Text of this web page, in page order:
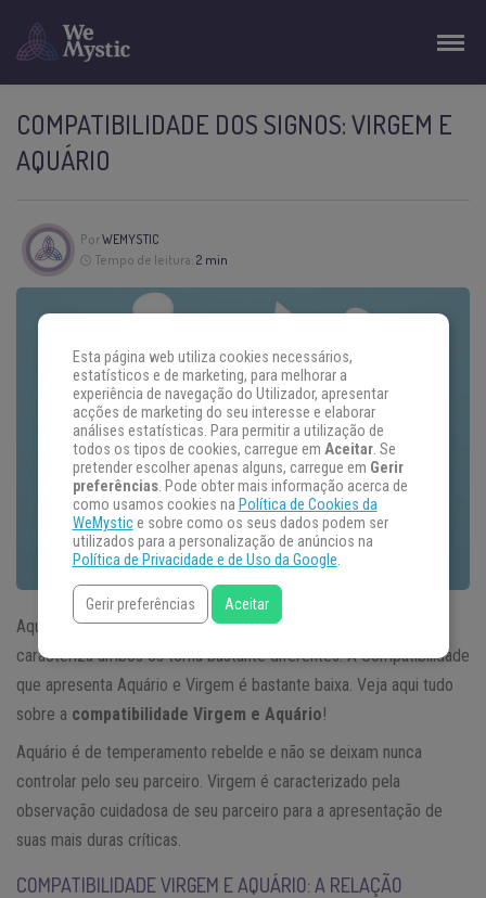
COMPATIBILIDADE DOS SIGNOS: VIRGEM E
AQUÁRIO
PorWEMYSTIC
Tempo de leitura: 2 min
Aquário é um signo de ar, e Virgem de terra, esta natureza que
caracteriza ambos os torna bastante diferentes. A Compatibilidade
que apresenta Aquário e Virgem é bastante baixa. Veja aqui tudo
sobre a compatibilidade Virgem e Aquário!
Aquário é de temperamento rebelde e não se deixam nunca
controlar pelo seu parceiro. Virgem é caracterizado pela
observação cuidadosa de seu parceiro para a apresentação de
suas mais duras críticas.
COMPATIBILIDADE VIRGEM E AQUÁRIO: A RELAÇÃO
Esta página web utiliza cookies necessários,
estatísticos e de marketing, para melhorar a
experiência de navegação do Utilizador, apresentar
acções de marketing do seu interesse e elaborar
análises estatísticas. Para permitir a utilização de
todos os tipos de cookies, carregue em Aceitar. Se
pretender escolher apenas alguns, carregue em Gerir
preferências. Pode obter mais informação acerca de
como usamos cookies na Política de Cookies da
WeMystice sobre como os seus dados podem ser
utilizados para a personalização de anúncios na
Política de Privacidade e de Uso da Google.
Gerir preferências Aceitar